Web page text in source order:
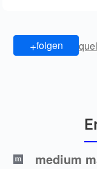
+folgen
medium